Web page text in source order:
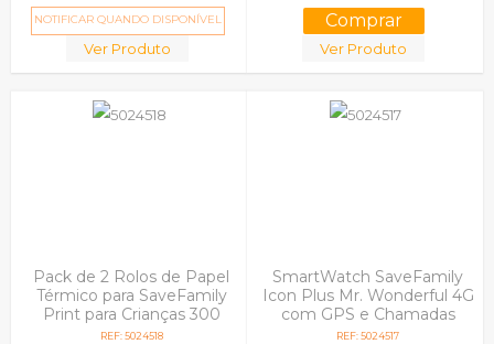
NOTIFICAR QUANDO DISPONÍVEL
Ver Produto Ver Produto
Pack de 2 Rolos de Papel
Térmico para SaveFamily
Print para Crianças 300
Fotos
REF: 5024518
SmartWatch SaveFamily
Icon Plus Mr. Wonderful 4G
com GPS e Chamadas
Silicone Azul
REF: 5024517